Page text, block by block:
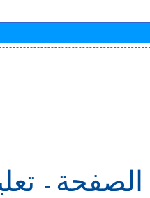
الصفحة -